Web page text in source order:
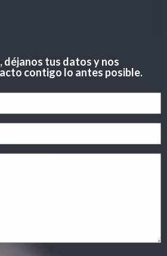
déjanos tus datos y nos
contigo lo antes posible.